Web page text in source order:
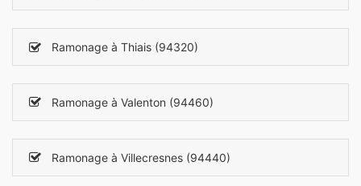
Ramonage à Thiais (94320)
Ramonage à Valenton (94460)
Ramonage à Villecresnes (94440)